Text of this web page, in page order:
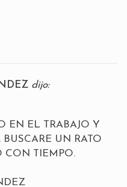
dijo:
EN EL TRABAJO Y
UN RATO
CON TIEMPO.